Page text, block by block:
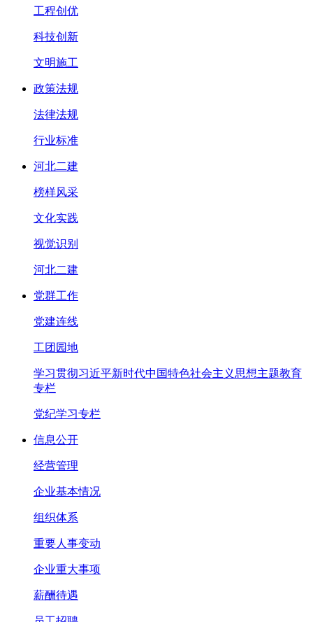
工程创优
科技创新
文明施工
政策法规
法律法规
行业标准
河北二建
榜样风采
文化实践
视觉识别
河北二建
党群工作
党建连线
工团园地
学习贯彻习近平新时代中国特色社会主义思想主题教育
专栏
党纪学习专栏
信息公开
经营管理
企业基本情况
组织体系
重要人事变动
企业重大事项
薪酬待遇